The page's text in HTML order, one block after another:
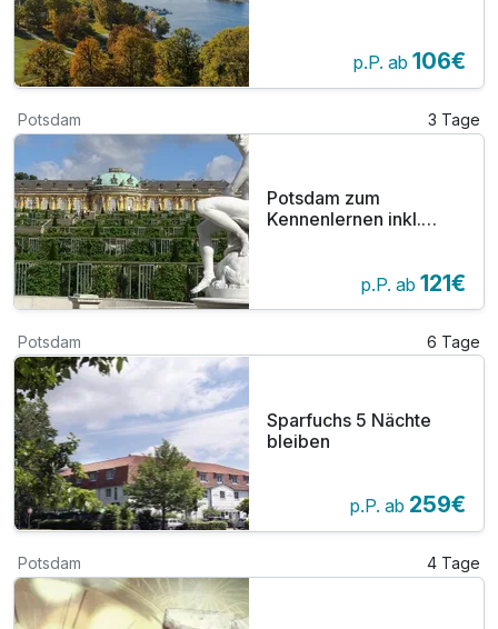
p.P. ab 106€
Potsdam 3 Tage
Potsdam zum
Kennenlernen inkl.
p.P. ab 121€
Potsdam 6 Tage
Sparfuchs 5 Nächte
bleiben
p.P. ab 259€
Potsdam 4 Tage